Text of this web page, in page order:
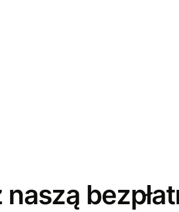
naszą